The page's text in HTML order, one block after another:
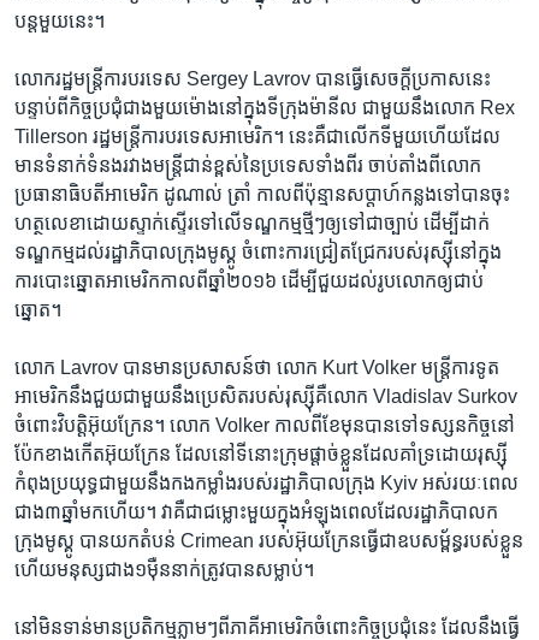
បន្ត​មួយ​នេះ។​
លោក​រដ្ឋមន្ត្រី​ការបរទេស Sergey Lavrov បាន​ធ្វើ​សេចក្តី​ប្រកាស​នេះ
បន្ទាប់​ពី​កិច្ច​ប្រជុំ​ជាង​មួយ​ម៉ោង​នៅ​ក្នុង​ទីក្រុង​ម៉ានីល ជាមួយ​នឹង​លោក ​Rex
Tillerson​ រដ្ឋមន្ត្រី​ការបរទេស​អាមេរិក។ នេះ​គឺ​ជា​លើក​ទីមួយ​ហើយ​ដែល​
មាន​ទំនាក់​ទំនង​រវាង​មន្ត្រី​ជាន់​ខ្ពស់​នៃ​ប្រទេស​ទាំង​ពីរ ចាប់​តាំង​ពី​លោក​
ប្រធានាធិបតី​អាមេរិក ដូណាល់ ត្រាំ កាល​ពី​ប៉ុន្មាន​សប្តាហ៍​កន្លង​ទៅ​បាន​ចុះ​
ហត្ថលេខា​ដោយ​ស្ទាក់​ស្ទើរ​ទៅ​លើ​ទណ្ឌកម្ម​ថ្មីៗ​ឲ្យ​ទៅ​ជា​ច្បាប់ ដើម្បី​ដាក់​
ទណ្ឌកម្ម​ដល់​រដ្ឋាភិបាល​ក្រុង​មូស្គូ ចំពោះ​ការ​ជ្រៀតជ្រែក​របស់​រុស្ស៊ី​នៅ​ក្នុង​
ការ​បោះឆ្នោត​អាមេរិក​កាល​ពី​ឆ្នាំ​២០១៦ ដើម្បី​ជួយ​ដល់​រូប​លោក​ឲ្យ​ជាប់​
ឆ្នោត។ ​
លោក ​Lavrov ​បាន​មាន​ប្រសាសន៍​ថា​ លោក​ Kurt Volker ​មន្ត្រី​ការទូត​
អាមេរិក​នឹង​ជួយ​ជាមួយ​នឹង​ប្រេសិត​របស់​រុស្ស៊ី​គឺ​លោក ​Vladislav Surkov ​
ចំពោះ​វិបត្តិ​អ៊ុយក្រែន។ លោក​ Volker កាល​ពី​ខែ​មុន​បាន​ទៅ​ទស្សនកិច្ច​នៅ​
ប៉ែក​ខាង​កើត​អ៊ុយក្រែន ដែល​នៅ​ទីនោះ​ក្រុម​ផ្តាច់​ខ្លួន​ដែល​គាំទ្រ​ដោយ​រុស្ស៊ី​
កំពុង​ប្រយុទ្ធ​ជាមួយ​នឹង​កង​កម្លាំង​របស់​រដ្ឋាភិបាល​ក្រុង ​Kyiv ​អស់​រយៈ​ពេល​
ជាង​៣​ឆ្នាំ​មក​ហើយ។ វា​គឺ​ជា​ជម្លោះ​មួយ​ក្នុង​អំឡុង​ពេល​ដែល​រដ្ឋាភិបាលក​
ក្រុង​មូស្គូ បាន​យក​តំបន់ ​Crimean ​របស់​អ៊ុយក្រែនធ្វើ​ជា​ឧបសម្ព័ន្ធ​របស់​ខ្លួន
ហើយ​មនុស្ស​ជាង​១ម៉ឺន​នាក់​ត្រូវ​បាន​សម្លាប់។
នៅ​មិនទាន់​មាន​ប្រតិកម្ម​ភ្លាមៗ​ពី​ភាគី​អាមេរិក​ចំពោះ​កិច្ចប្រជុំ​នេះ ដែល​នឹង​ធ្វើ​